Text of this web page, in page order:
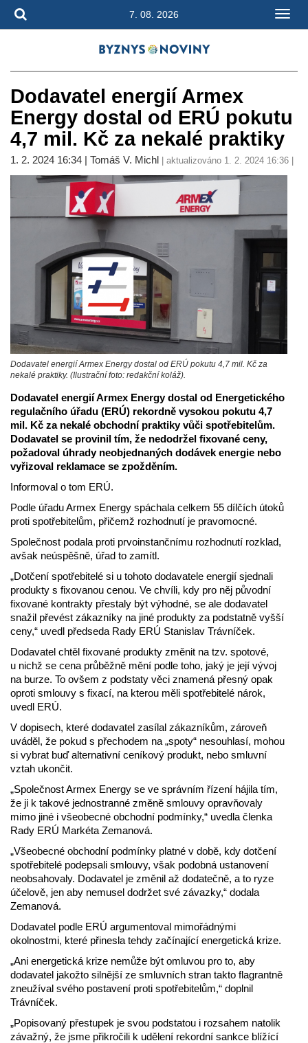
7. 08. 2026
Dodavatel energií Armex
Energy dostal od ERÚ pokutu
4,7 mil. Kč za nekalé praktiky
1. 2. 2024 16:34 | Tomáš V. Michl | aktualizováno 1. 2. 2024 16:36 |
Dodavatel energií Armex Energy dostal od ERÚ pokutu 4,7 mil. Kč za
nekalé praktiky. (Ilustrační foto: redakční koláž).
Dodavatel energií Armex Energy dostal od Energetického
regulačního úřadu (ERÚ) rekordně vysokou pokutu 4,7
mil. Kč za nekalé obchodní praktiky vůči spotřebitelům.
Dodavatel se provinil tím, že nedodržel fixované ceny,
požadoval úhrady neobjednaných dodávek energie nebo
vyřizoval reklamace se zpožděním.
Informoval o tom ERÚ.
Podle úřadu Armex Energy spáchala celkem 55 dílčích útoků
proti spotřebitelům, přičemž rozhodnutí je pravomocné.
Společnost podala proti prvoinstančnímu rozhodnutí rozklad,
avšak neúspěšně, úřad to zamítl.
„Dotčení spotřebitelé si u tohoto dodavatele energií sjednali
produkty s fixovanou cenou. Ve chvíli, kdy pro něj původní
fixované kontrakty přestaly být výhodné, se ale dodavatel
snažil převést zákazníky na jiné produkty za podstatně vyšší
ceny,“ uvedl předseda Rady ERÚ Stanislav Trávníček.
Dodavatel chtěl fixované produkty změnit na tzv. spotové,
u nichž se cena průběžně mění podle toho, jaký je její vývoj
na burze. To ovšem z podstaty věci znamená přesný opak
oproti smlouvy s fixací, na kterou měli spotřebitelé nárok,
uvedl ERÚ.
V dopisech, které dodavatel zasílal zákazníkům, zároveň
uváděl, že pokud s přechodem na „spoty“ nesouhlasí, mohou
si vybrat buď alternativní ceníkový produkt, nebo smluvní
vztah ukončit.
„Společnost Armex Energy se ve správním řízení hájila tím,
že ji k takové jednostranné změně smlouvy opravňovaly
mimo jiné i všeobecné obchodní podmínky,“ uvedla členka
Rady ERÚ Markéta Zemanová.
„Všeobecné obchodní podmínky platné v době, kdy dotčení
spotřebitelé podepsali smlouvy, však podobná ustanovení
neobsahovaly. Dodavatel je změnil až dodatečně, a to ryze
účelově, jen aby nemusel dodržet své závazky,“ dodala
Zemanová.
Dodavatel podle ERÚ argumentoval mimořádnými
okolnostmi, které přinesla tehdy začínající energetická krize.
„Ani energetická krize nemůže být omluvou pro to, aby
dodavatel jakožto silnější ze smluvních stran takto flagrantně
zneužíval svého postavení proti spotřebitelům,“ doplnil
Trávníček.
„Popisovaný přestupek je svou podstatou i rozsahem natolik
závažný, že jsme přikročili k udělení rekordní sankce blížící